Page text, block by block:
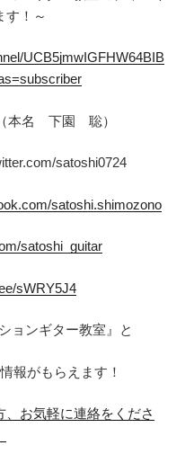
す！～
UCB5jmwIGFHW64BIB
本名 下園 聡）
satoshi0724
satoshi.shimozono
satoshi_guitar
sWRY5J4
ョンギター教室』と
報がもらえます！
お気軽に連絡をくださ